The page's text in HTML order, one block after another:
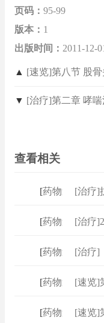
页码： 95-99
版本： 1
出版时间： 2011-12-
▲ [速览]第八节 股
▼ [治疗]第二章 哮
查看相关
[药物速查]
[治疗]
[药物速查]
[治疗
[药物速查]
[治疗]
[药物速查]
[速览]
[药物速查]
[速览]